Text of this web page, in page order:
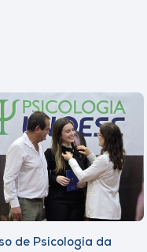
de Psicologia da